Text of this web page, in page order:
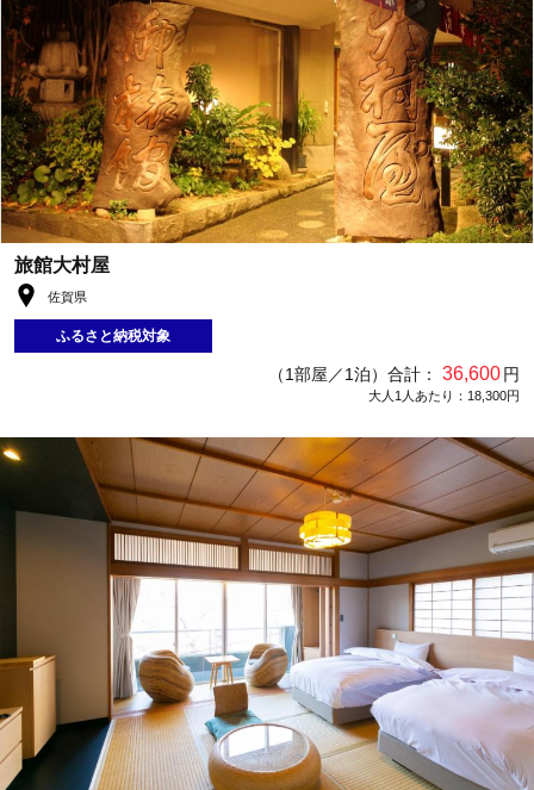
旅館大村屋
佐賀県
ふるさと納税対象
（1部屋／1泊）合計： 36,600円
大人1人あたり：18,300円